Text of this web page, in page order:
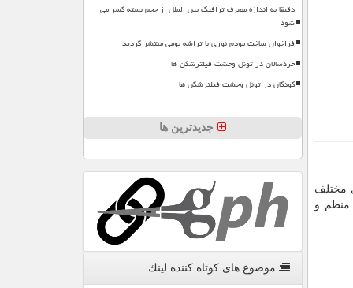
مختلف
منظم و
دقیقا به اندازه مصرف ترافیک بین الملل از حجم بسته کسر می
شود
فراخوان ساخت مودم نوری با تراشه بومی منتشر گردید
خردسالان در تونل وحشت فیلترشکن ها
کودکان در تونل وحشت فیلترشکن ها
جدیدترین ها
موضوع های كوتاه كننده لینك